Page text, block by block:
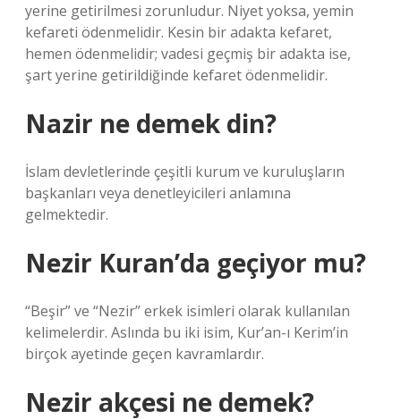
yerine getirilmesi zorunludur. Niyet yoksa, yemin
kefareti ödenmelidir. Kesin bir adakta kefaret,
hemen ödenmelidir; vadesi geçmiş bir adakta ise,
şart yerine getirildiğinde kefaret ödenmelidir.
Nazir ne demek din?
İslam devletlerinde çeşitli kurum ve kuruluşların
başkanları veya denetleyicileri anlamına
gelmektedir.
Nezir Kuran’da geçiyor mu?
“Beşir” ve “Nezir” erkek isimleri olarak kullanılan
kelimelerdir. Aslında bu iki isim, Kur’an-ı Kerim’in
birçok ayetinde geçen kavramlardır.
Nezir akçesi ne demek?